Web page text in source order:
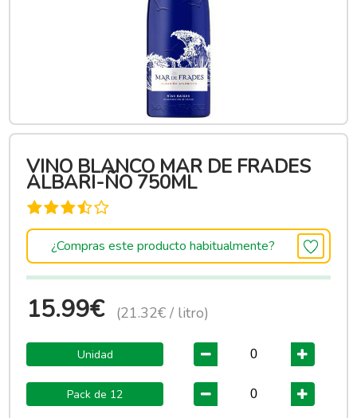
VINO BLANCO MAR DE FRADES
ALBARI-ÑO 750ML
¿Compras este producto habitualmente?
15.99€ (21.32€ / litro)
Unidad
Pack de 12